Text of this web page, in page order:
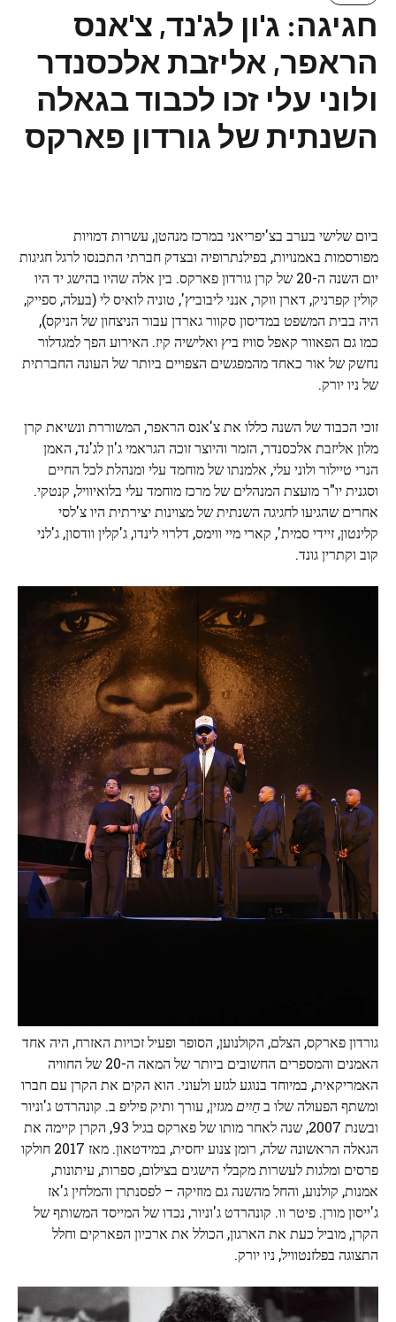
חגיגה: ג'ון לג'נד, צ'אנס
הראפר, אליזבת אלכסנדר
ולוני עלי זכו לכבוד בגאלה
השנתית של גורדון פארקס
ביום שלישי בערב בצ'יפריאני במרכז מנהטן, עשרות דמויות
מפורסמות באמנויות, בפילנתרופיה ובצדק חברתי התכנסו לרגל חגיגות
יום השנה ה-20 של קרן גורדון פארקס. בין אלה שהיו בהישג יד היו
קולין קפרניק, דארן ווקר, אנני ליבוביץ', טוניה לואיס לי (בעלה, ספייק,
היה בבית המשפט במדיסון סקוור גארדן עבור הניצחון של הניקס),
כמו גם הפאוור קאפל סוויז ביץ ואלישיה קיז. האירוע הפך למגדלור
נחשק של אור כאחד מהמפגשים הצפויים ביותר של העונה החברתית
של ניו יורק.
זוכי הכבוד של השנה כללו את צ'אנס הראפר, המשוררת ונשיאת קרן
מלון אליזבת אלכסנדר, הזמר והיוצר זוכה הגראמי ג'ון לג'נד, האמן
הנרי טיילור ולוני עלי, אלמנתו של מוחמד עלי ומנהלת לכל החיים
וסגנית יו"ר מועצת המנהלים של מרכז מוחמד עלי בלואיוויל, קנטקי.
אחרים שהגיעו לחגיגה השנתית של מצוינות יצירתית היו צ'לסי
קלינטון, זיידי סמית', קארי מיי ווימס, דלרוי לינדו, ג'קלין וודסון, ג'לני
קוב וקתרין גונד.
גורדון פארקס, הצלם, הקולנוען, הסופר ופעיל זכויות האזרח, היה אחד
האמנים והמספרים החשובים ביותר של המאה ה-20 של החוויה
האמריקאית, במיוחד בנוגע לגזע ולעוני. הוא הקים את הקרן עם חברו
ומשתף הפעולה שלו בחַיִים מגזין, עורך ותיק פיליפ ב. קונהרדט ג'וניור
ובשנת 2007, שנה לאחר מותו של פארקס בגיל 93, הקרן קיימה את
הגאלה הראשונה שלה, רומן צנוע יחסית, במידטאון. מאז 2017 חולקו
פרסים ומלגות לעשרות מקבלי הישגים בצילום, ספרות, עיתונות,
אמנות, קולנוע, והחל מהשנה גם מוזיקה – לפסנתרן והמלחין ג'אז
ג'ייסון מורן. פיטר וו. קונהרדט ג'וניור, נכדו של המייסד המשותף של
הקרן, מוביל כעת את הארגון, הכולל את ארכיון הפארקים וחלל
התצוגה בפלזנטוויל, ניו יורק.